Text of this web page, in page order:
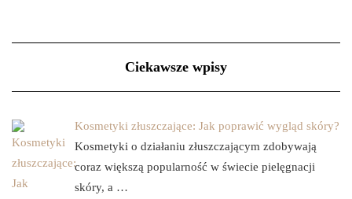
Ciekawsze wpisy
Kosmetyki złuszczające: Jak poprawić wygląd skóry?
Kosmetyki o działaniu złuszczającym zdobywają
coraz większą popularność w świecie pielęgnacji
skóry, a …